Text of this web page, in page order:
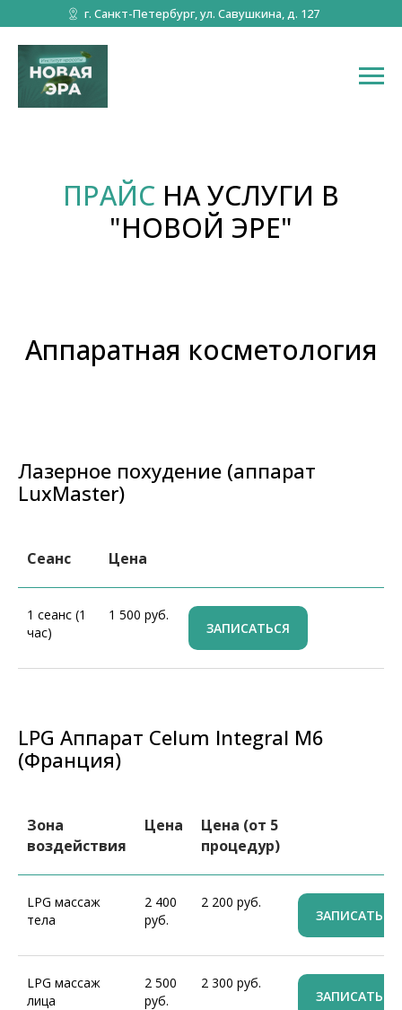
г. Санкт-Петербург, ул. Савушкина, д. 127
ПРАЙС НА УСЛУГИ В
"НОВОЙ ЭРЕ"
Аппаратная косметология
Лазерное похудение (аппарат
LuxMaster)
Сеанс Цена
1 сеанс (1
час)
1 500 руб.
ЗАПИСАТЬСЯ
LPG Аппарат Celum Integral M6
(Франция)
Зона
воздействия
Цена
Цена (от 5
процедур)
LPG массаж
тела
2 400
руб.
2 200 руб.
ЗАПИСАТЬСЯ
LPG массаж
лица
2 500
руб.
2 300 руб.
ЗАПИСАТЬСЯ